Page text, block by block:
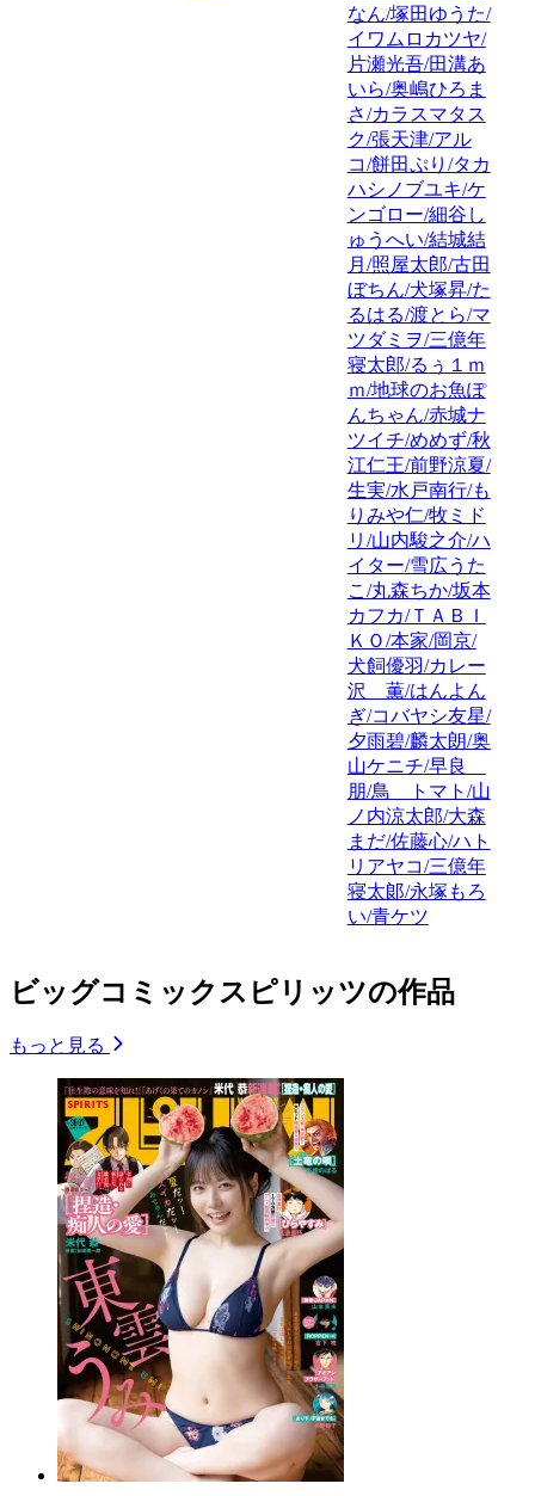
なん/塚田ゆうた/
イワムロカツヤ/
片瀬光吾/田溝あ
いら/奥嶋ひろま
さ/カラスマタス
ク/張天津/アル
コ/餅田ぷり/タカ
ハシノブユキ/ケ
ンゴロー/細谷し
ゅうへい/結城結
月/照屋太郎/古田
ぼちん/犬塚昇/た
るはる/渡とら/マ
ツダミヲ/三億年
寝太郎/るぅ１ｍ
ｍ/地球のお魚ぽ
んちゃん/赤城ナ
ツイチ/めめず/秋
江仁王/前野涼夏/
生実/水戸南行/も
りみや仁/牧ミド
リ/山内駿之介/ハ
イター/雪広うた
こ/丸森ちか/坂本
カフカ/ＴＡＢＩ
ＫＯ/本家/岡京/
犬飼優羽/カレー
沢 薫/はんよん
ぎ/コバヤシ友星/
夕雨碧/麟太朗/奥
山ケニチ/早良
朋/鳥 トマト/山
ノ内涼太郎/大森
まだ/佐藤心/ハト
リアヤコ/三億年
寝太郞/永塚もろ
い/青ケツ
ビッグコミックスピリッツの作品
もっと見る